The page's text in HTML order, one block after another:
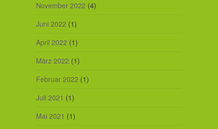
November 2022 (4)
Juni 2022 (1)
April 2022 (1)
März 2022 (1)
Februar 2022 (1)
Juli 2021 (1)
Mai 2021 (1)